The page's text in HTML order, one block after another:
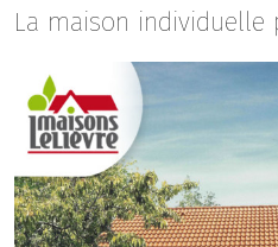
La maison individuelle